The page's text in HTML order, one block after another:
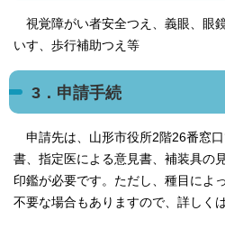
視覚障がい者安全つえ、義眼、眼
いす、歩行補助つえ等
3．申請手続
申請先は、山形市役所2階26番窓
書、指定医による意見書、補装具の
印鑑が必要です。ただし、種目によ
不要な場合もありますので、詳しく